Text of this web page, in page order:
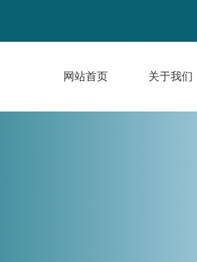
网站首页 关于我们